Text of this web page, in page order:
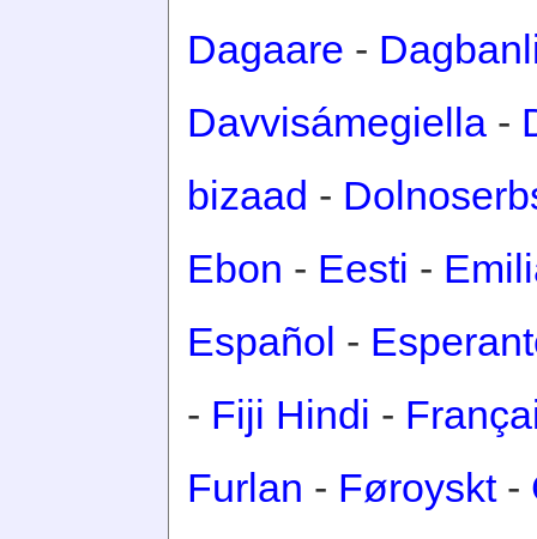
Dagaare -
Davvisámegiella -
bizaad -
Ebon - Eesti -
Español -
- Fiji Hindi -
Furlan - Føroyskt-